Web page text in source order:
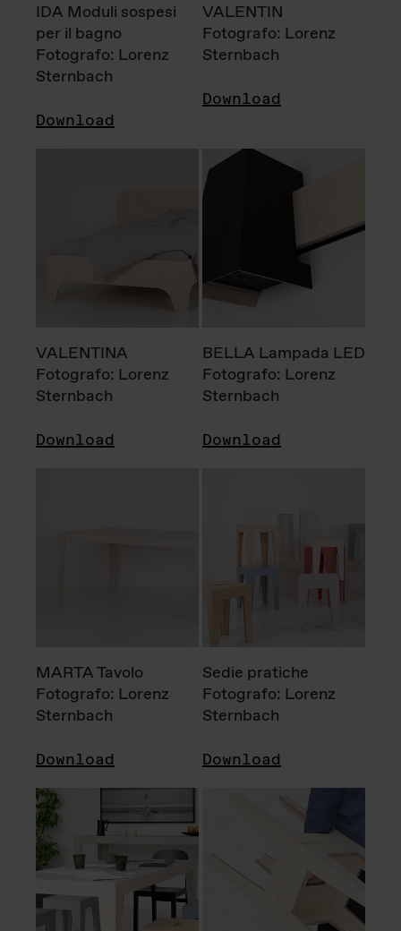
IDA Moduli sospesi
per il bagno
Fotografo: Lorenz
Sternbach
Download
VALENTIN
Fotografo: Lorenz
Sternbach
Download
VALENTINA
Fotografo: Lorenz
Sternbach
Download
BELLA Lampada LED
Fotografo: Lorenz
Sternbach
Download
MARTA Tavolo
Fotografo: Lorenz
Sternbach
Download
Sedie pratiche
Fotografo: Lorenz
Sternbach
Download